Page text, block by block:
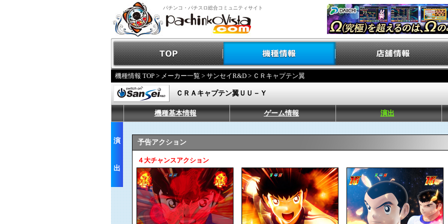
パチンコ・パチスロ総合コミュニティサイト
機種情報 TOP > メーカー一覧 > サンセイR&D > ＣＲキャプテン翼
ＣＲＡキャプテン翼ＵＵ－Ｙ
機種基本情報 ゲーム情報 演出
演
出
予告アクション
４大チャンスアクション